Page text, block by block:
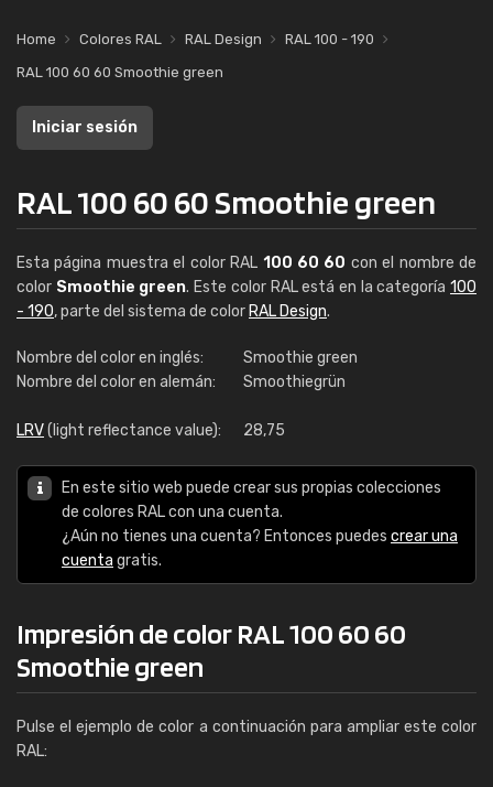
Home Colores RAL RAL Design
RAL 100 - 190
RAL 100 60 60 Smoothie green
Iniciar sesión
RAL 100 60 60 Smoothie green
Esta página muestra el color RAL 100 60 60 con el nombre de
color Smoothie green. Este color RAL está en la categoría100
- 190, parte del sistema de color RAL Design.
Nombre del color en inglés:
Smoothie green
Nombre del color en alemán:
Smoothiegrün
LRV(light reflectance value): 28,75
En este sitio web puede crear sus propias colecciones
de colores RAL con una cuenta.
¿Aún no tienes una cuenta? Entonces puedes crear una
cuenta gratis.
Impresión de color RAL 100 60 60
Smoothie green
Pulse el ejemplo de color a continuación para ampliar este color
RAL: